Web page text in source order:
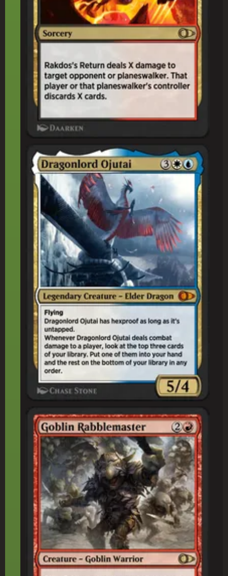
龍(りゅう)王(おう)オジュタイ
ゴブリンの熟(じゅく)練(れん)扇(せん)動(どう)者(しゃ)